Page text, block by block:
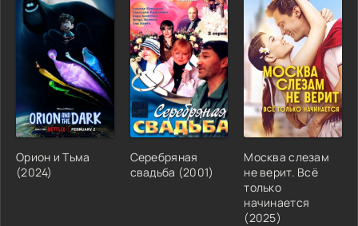
Орион и Тьма
(2024)
Серебряная
свадьба (2001)
Москва слезам
не верит. Всё
только
начинается
(2025)